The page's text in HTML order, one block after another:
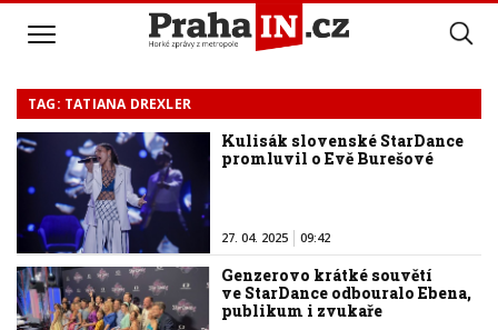
TAG: TATIANA DREXLER
Kulisák slovenské StarDance
promluvil o Evě Burešové
27. 04. 2025 09:42
Genzerovo krátké souvětí
ve StarDance odbouralo Ebena,
publikum i zvukaře